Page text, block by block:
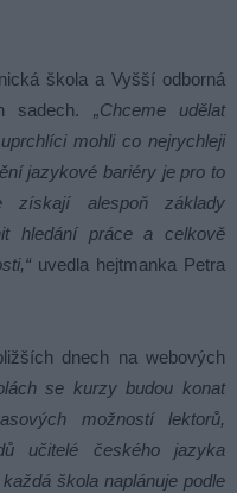
škola a Vyšší odborná
sadech. „Chceme udělat
mohli co nejrychleji
jazykové bariéry je pro to
získají alespoň základy
hledání práce a celkově
uvedla hejtmanka Petra
dnech na webových
se kurzy budou konat
možností lektorů,
učitelé českého jazyka
škola naplánuje podle